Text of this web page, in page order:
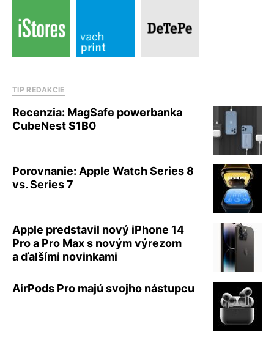
TIP REDAKCIE
Recenzia: MagSafe powerbanka
CubeNest S1B0
Porovnanie: Apple Watch Series 8
vs. Series 7
Apple predstavil nový iPhone 14
Pro a Pro Max s novým výrezom
a ďalšími novinkami
AirPods Pro majú svojho nástupcu